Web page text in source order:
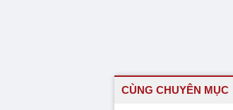
CÙNG CHUYÊN MỤC